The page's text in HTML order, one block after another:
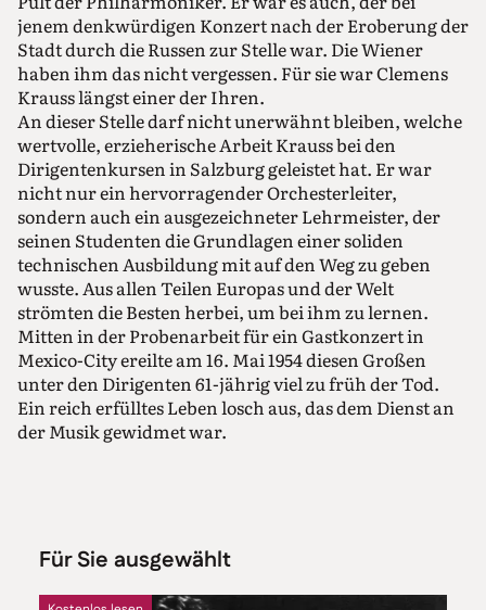
jenem denkwürdigen Konzert nach der Eroberung der
Stadt durch die Russen zur Stelle war. Die Wiener
haben ihm das nicht vergessen. Für sie war Clemens
Krauss längst einer der Ihren.
An dieser Stelle darf nicht unerwähnt bleiben, welche
wertvolle, erzieherische Arbeit Krauss bei den
Dirigentenkursen in Salzburg geleistet hat. Er war
nicht nur ein hervorragender Orchesterleiter,
sondern auch ein ausgezeichneter Lehrmeister, der
seinen Studenten die Grundlagen einer soliden
technischen Ausbildung mit auf den Weg zu geben
wusste. Aus allen Teilen Europas und der Welt
strömten die Besten herbei, um bei ihm zu lernen.
Mitten in der Probenarbeit für ein Gastkonzert in
Mexico-City ereilte am 16. Mai 1954 diesen Großen
unter den Dirigenten 61-jährig viel zu früh der Tod.
Ein reich erfülltes Leben losch aus, das dem Dienst an
der Musik gewidmet war.
Für Sie ausgewählt